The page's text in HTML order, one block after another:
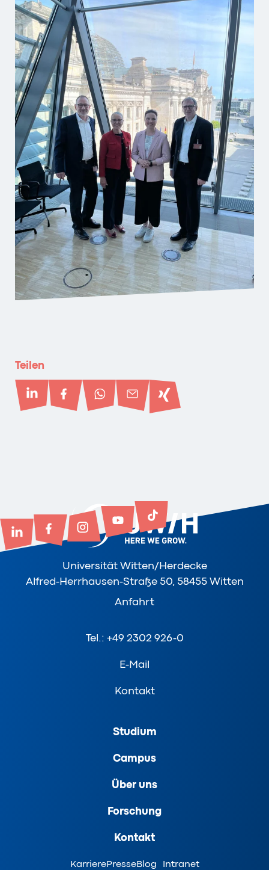
Teilen
Universität Witten/Herdecke
Alfred-Herrhausen-Straße 50, 58455 Witten
Anfahrt
Tel.: +49 2302 926-0
E-Mail
Kontakt
Studium
Campus
Über uns
Forschung
Kontakt
KarrierePresseBlog Intranet